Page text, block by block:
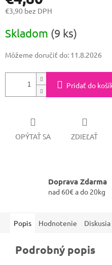
€3,90 bez DPH
cena:
Skladom (9 ks)
Môžeme doručiť do: 11.8.2026
Pridať do
OPÝTAŤ SA ZDIEĽAŤ
Doprava Zdarma
nad 60€ a do 20kg
Popis Hodnotenie Diskusia
Podrobný popis